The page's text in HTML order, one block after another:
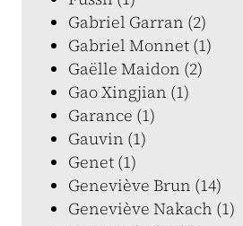
Gabriel Garran (2)
Gabriel Monnet (1)
Gaëlle Maidon (2)
Gao Xingjian (1)
Garance (1)
Gauvin (1)
Genet (1)
Geneviève Brun (14)
Geneviève Nakach (1)